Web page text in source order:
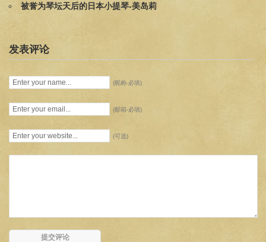
被誉为琴坛天后的日本小提琴-美岛莉
发表评论
(昵称-必填)
(邮箱-必填)
(可选)